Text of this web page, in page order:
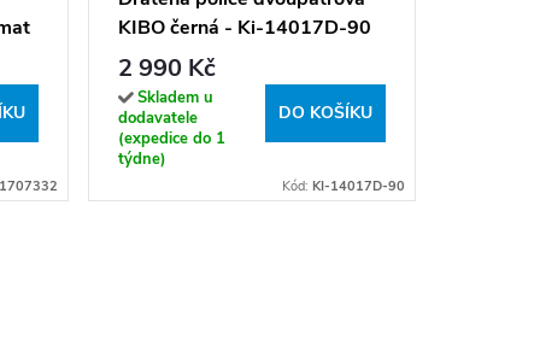
KIBO černá - Ki-14017D-90
2 990 Kč
Skladem u
dodavatele
(expedice do 1
týdne)
DO KOŠÍKU
Kód: KI-14017D-90